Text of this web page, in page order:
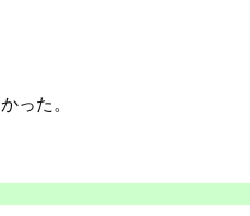
った。